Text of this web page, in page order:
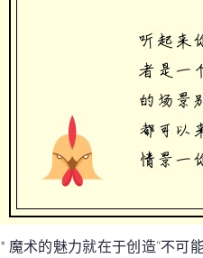
* 魔术的魅力就在于创造“不可